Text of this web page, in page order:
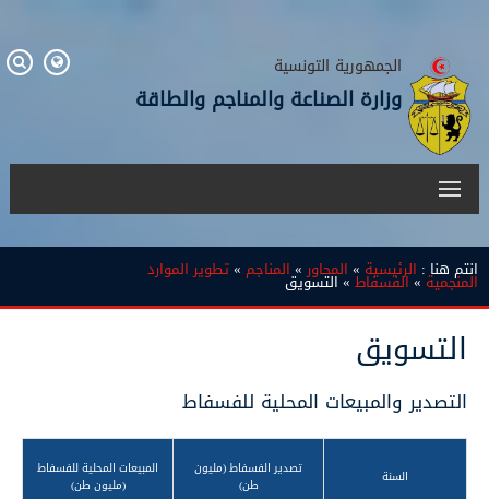
الجمهورية التونسية
وزارة الصناعة والمناجم والطاقة
انتم هنا : الرئيسية » المحاور»المناجم »تطوير الموارد المنجمية»الفسفاط » التسويق
التسويق
التصدير والمبيعات المحلية للفسفاط
السنة
تصدير الفسفاط (مليون
طن)
المبيعات المحلية للفسفاط
(مليون طن)